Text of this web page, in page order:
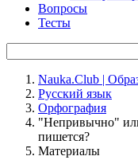
Вопросы
Тесты
Nauka.Club |
Русский язык
Орфография
"Непривычно"
пишется?
Материалы